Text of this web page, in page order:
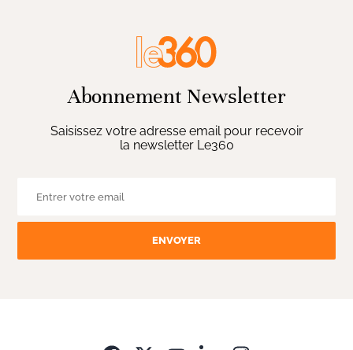
Abonnement Newsletter
Saisissez votre adresse email pour recevoir
la newsletter Le360
ENVOYER